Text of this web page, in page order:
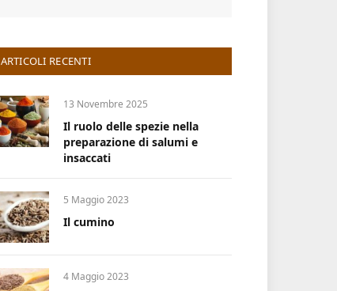
ARTICOLI RECENTI
13 Novembre 2025
Il ruolo delle spezie nella
preparazione di salumi e
insaccati
5 Maggio 2023
Il cumino
4 Maggio 2023